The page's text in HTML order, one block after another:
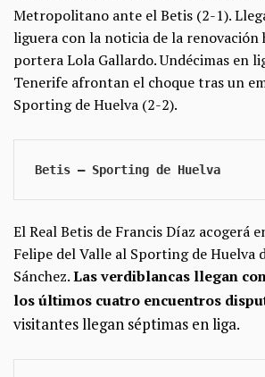
Metropolitano ante el Betis (2-1).
liguera con la noticia de la renovación
portera Lola Gallardo. Undécimas en
Tenerife afrontan el choque tras un
Sporting de Huelva (2-2).
Betis — Sporting de Huelva
El Real Betis de Francis Díaz acogerá
Felipe del Valle al Sporting de Huelva
Sánchez.Las verdiblancas llegan
los últimos cuatro encuentros
visitantes llegan séptimas en liga.